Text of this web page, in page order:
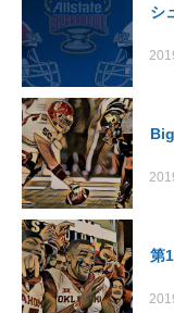
シ
第